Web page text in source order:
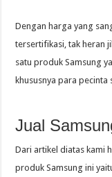
Dengan harga yang
tersertifikasi, tak heran
satu produk Samsung
khususnya para pecinta
Jual
Dari artikel diatas kami
produk Samsung ini